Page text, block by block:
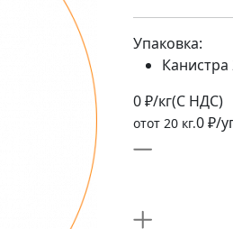
Упаковка:
Канистра
0 ₽/кг(C НДС)
отот 20 кг.0 ₽/